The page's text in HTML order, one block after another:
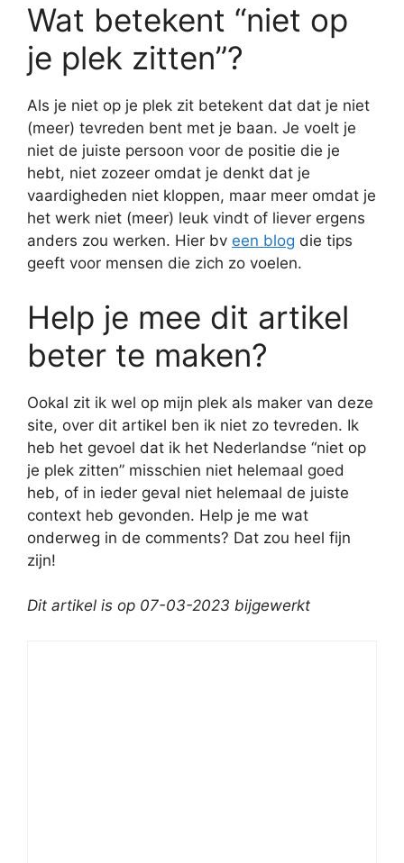
Wat betekent “niet op
je plek zitten”?
Als je niet op je plek zit betekent dat dat je niet
(meer) tevreden bent met je baan. Je voelt je
niet de juiste persoon voor de positie die je
hebt, niet zozeer omdat je denkt dat je
vaardigheden niet kloppen, maar meer omdat je
het werk niet (meer) leuk vindt of liever ergens
anders zou werken. Hier bv een blog die tips
geeft voor mensen die zich zo voelen.
Help je mee dit artikel
beter te maken?
Ookal zit ik wel op mijn plek als maker van deze
site, over dit artikel ben ik niet zo tevreden. Ik
heb het gevoel dat ik het Nederlandse “niet op
je plek zitten” misschien niet helemaal goed
heb, of in ieder geval niet helemaal de juiste
context heb gevonden. Help je me wat
onderweg in de comments? Dat zou heel fijn
zijn!
Dit artikel is op 07-03-2023 bijgewerkt